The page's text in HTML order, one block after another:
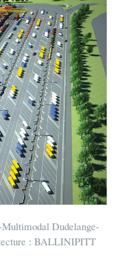
Dudelange-
: BALLINIPITT